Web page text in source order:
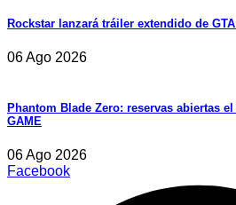
Rockstar lanzará tráiler extendido de
06 Ago 2026
Phantom Blade Zero: reservas abiertas
GAME
06 Ago 2026
Facebook